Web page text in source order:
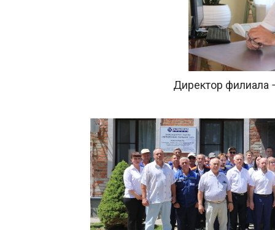
Директор филиала